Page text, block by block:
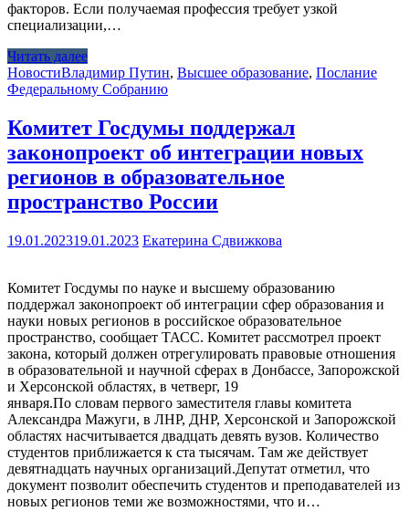
факторов. Если получаемая профессия требует узкой
специализации,…
Читать далее
НовостиВладимир Путин, Высшее образование, Послание
Федеральному Собранию
Комитет Госдумы поддержал
законопроект об интеграции новых
регионов в образовательное
пространство России
19.01.202319.01.2023 Екатерина Сдвижкова
Комитет Госдумы по науке и высшему образованию
поддержал законопроект об интеграции сфер образования и
науки новых регионов в российское образовательное
пространство, сообщает ТАСС. Комитет рассмотрел проект
закона, который должен отрегулировать правовые отношения
в образовательной и научной сферах в Донбассе, Запорожской
и Херсонской областях, в четверг, 19
января.По словам первого заместителя главы комитета
Александра Мажуги, в ЛНР, ДНР, Херсонской и Запорожской
областях насчитывается двадцать девять вузов. Количество
студентов приближается к ста тысячам. Там же действует
девятнадцать научных организаций.Депутат отметил, что
документ позволит обеспечить студентов и преподавателей из
новых регионов теми же возможностями, что и…